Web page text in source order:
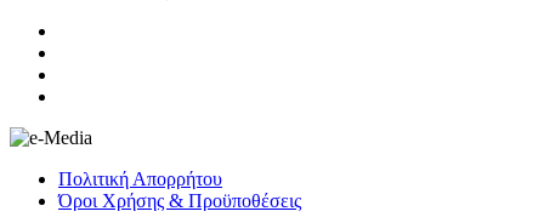
Πολιτική Απορρήτου
Όροι Χρήσης & Προϋποθέσεις